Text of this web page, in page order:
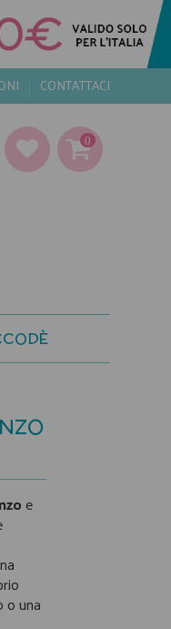
CONTATTACI
0
e
o una